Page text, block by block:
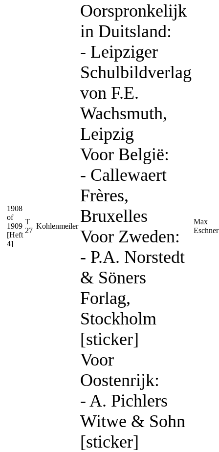
1908
of
1909
[Heft
4]
T
27
Kohlenmeiler
Oorspronkelijk
in Duitsland:
- Leipziger
Schulbildverlag
von F.E.
Wachsmuth,
Leipzig
Voor België:
- Callewaert
Frères,
Bruxelles
Voor Zweden:
- P.A. Norstedt
& Söners
Forlag,
Stockholm
[sticker]
Voor
Oostenrijk:
- A. Pichlers
Witwe & Sohn
[sticker]
Max
Eschner